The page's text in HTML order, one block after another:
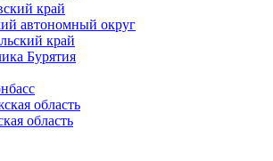
край
автономный округ
край
Бурятия
область
область